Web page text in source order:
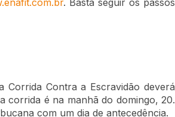
Contra a Escravidão deverá
corrida é na manhã do domingo, 20.
com um dia de antecedência.